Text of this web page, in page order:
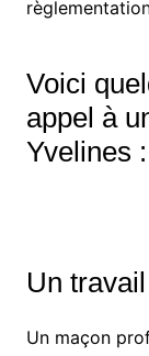
Voici
appel à
Yvelines :
Un
Un maçon